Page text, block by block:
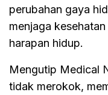
perubahan gaya
menjaga
harapan hidup.
Mengutip Medical
tidak merokok,